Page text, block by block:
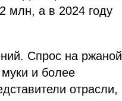
млн, а в 2024 году
Спрос на ржаной
и более
отрасли,